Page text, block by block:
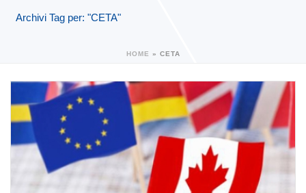
Archivi Tag per: "CETA"
HOME » CETA